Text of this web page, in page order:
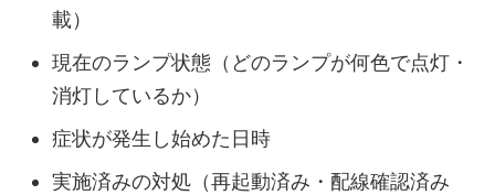
載）
現在のランプ状態（どのランプが何色で点灯・
消灯しているか）
症状が発生し始めた日時
実施済みの対処（再起動済み・配線確認済み